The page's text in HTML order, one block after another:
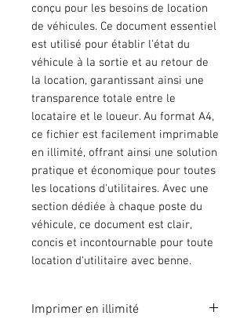
conçu pour les besoins de location
de véhicules. Ce document essentiel
est utilisé pour établir l'état du
véhicule à la sortie et au retour de
la location, garantissant ainsi une
transparence totale entre le
locataire et le loueur. Au format A4,
ce fichier est facilement imprimable
en illimité, offrant ainsi une solution
pratique et économique pour toutes
les locations d'utilitaires. Avec une
section dédiée à chaque poste du
véhicule, ce document est clair,
concis et incontournable pour toute
location d'utilitaire avec benne.
Imprimer en illimité